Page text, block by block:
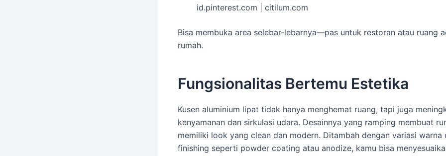
id.pinterest.com | citilum.com
Bisa membuka area selebar-lebarnya—pas untuk restoran atau ruang
rumah.
Fungsionalitas Bertemu Estetika
Kusen aluminium lipat tidak hanya menghemat ruang, tapi juga
kenyamanan dan sirkulasi udara. Desainnya yang ramping membuat
memiliki look yang clean dan modern. Ditambah dengan variasi warna
finishing seperti powder coating atau anodize, kamu bisa